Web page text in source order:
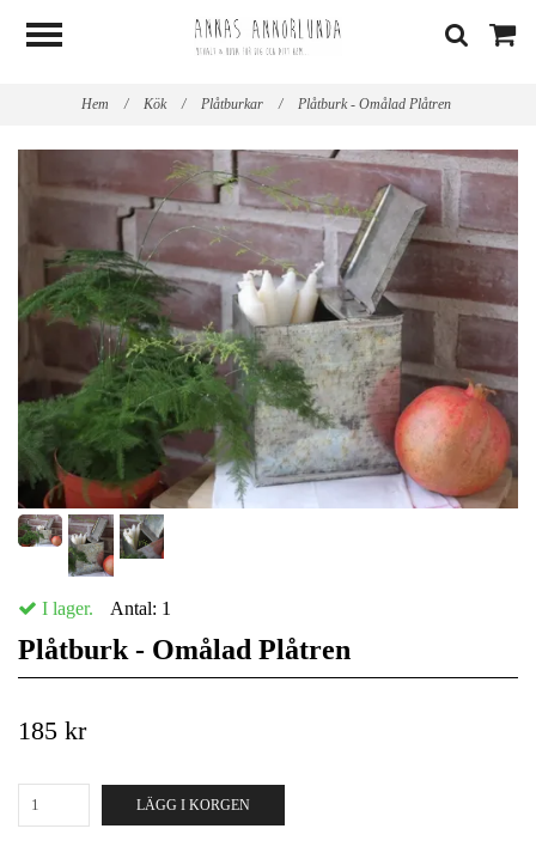
Hem / Kök / Plåtburkar / Plåtburk - Omålad Plåtren
I lager. Antal: 1
Plåtburk - Omålad Plåtren
185 kr
LÄGG I KORGEN